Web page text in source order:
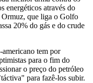
energéticos através do
que liga o Golfo
20% do gás e do crude
americano tem por
para o fim do
o preço do petróleo
para fazê-los subir.